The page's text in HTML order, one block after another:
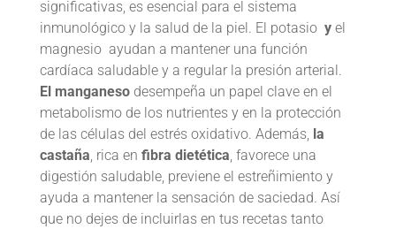
significativas, es esencial para el sistema
inmunológico y la salud de la piel. El potasio y el
magnesio ayudan a mantener una función
cardíaca saludable y a regular la presión arterial.
El manganesodesempeña un papel clave en el
metabolismo de los nutrientes y en la protección
de las células del estrés oxidativo. Además, la
castaña, rica en fibra dietética, favorece una
digestión saludable, previene el estreñimiento y
ayuda a mantener la sensación de saciedad. Así
que no dejes de incluirlas en tus recetas tanto